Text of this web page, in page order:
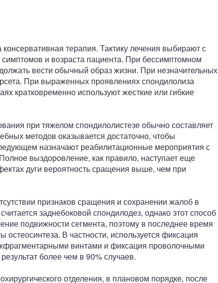
терапия. Тактику лечения выбирают с
и возраста пациента. При бессимптомном
вести обычный образ жизни. При незначительных
При выраженных проявлениях спондилолиза
кратковременно используют жесткие или гибкие
при тяжелом спондилолистезе обычно составляет
методов оказывается достаточно, чтобы
назначают реабилитационные мероприятия с
выздоровление, как правило, наступает еще
дуги вероятность сращения выше, чем при
признаков сращения и сохранении жалоб в
заднебоковой спондилодез, однако этот способ
подвижности сегмента, поэтому в последнее время
В частности, используется фиксация
винтами и фиксация проволочными
более чем в 90% случаев.
отделения, в плановом порядке, после